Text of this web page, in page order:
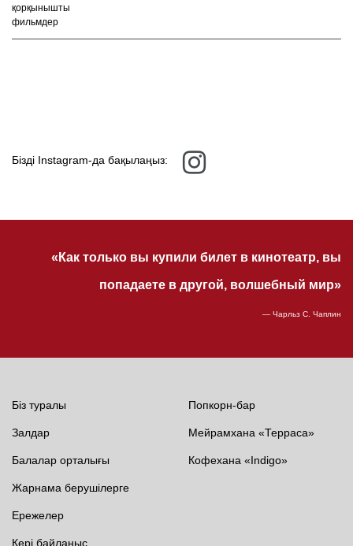
қорқынышты
фильмдер
Бізді Instagram-да бақылаңыз:
«Как только вы купили билет в кинотеатр, вы
попадаете в другой, волшебный мир»
— Чарльз С. Чаплин
Біз туралы
Залдар
Балалар орталығы
Попкорн-бар
Мейрамхана «Терраса»
Кофехана «Indigo»
Жарнама берушілерге
Ережелер
Кері байланыс